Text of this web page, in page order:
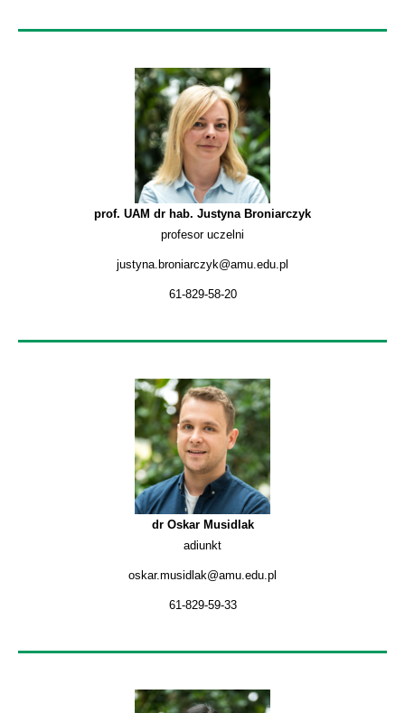
prof. UAM dr hab. Justyna Broniarczyk
profesor uczelni
justyna.broniarczyk@amu.edu.pl
61-829-58-20
dr Oskar Musidlak
adiunkt
oskar.musidlak@amu.edu.pl
61-829-59-33